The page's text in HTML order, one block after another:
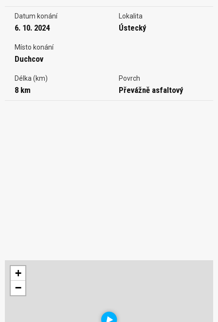
Datum konání
6. 10. 2024
Lokalita
Ústecký
Místo konání
Duchcov
Délka (km)
8 km
Povrch
Převážně asfaltový
+
−